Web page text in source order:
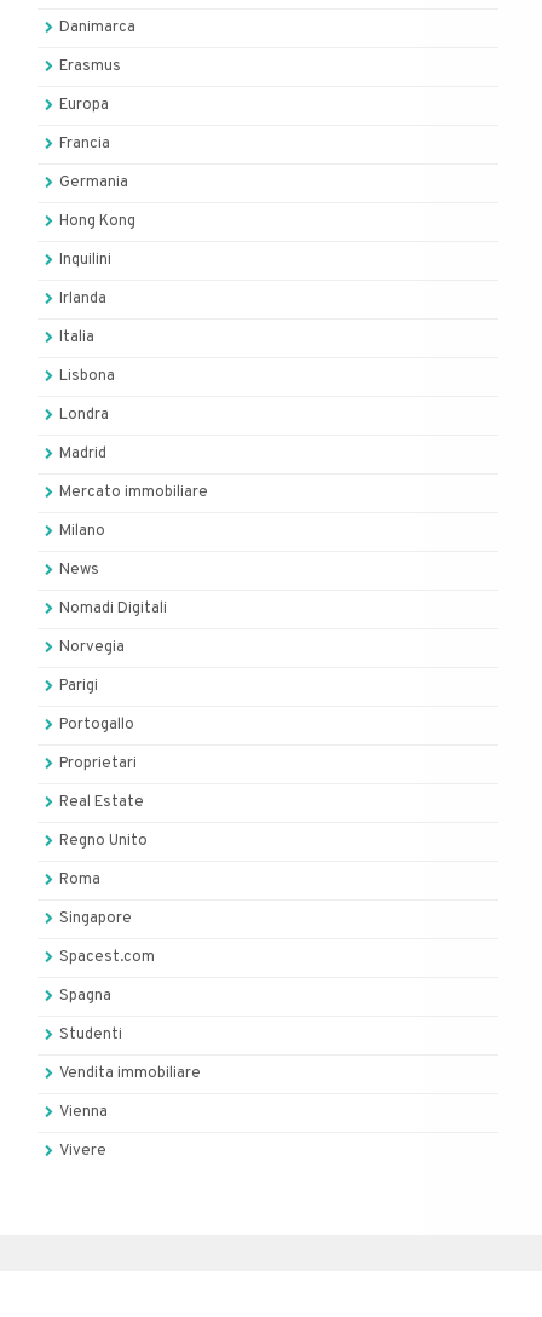
Danimarca
Erasmus
Europa
Francia
Germania
Hong Kong
Inquilini
Irlanda
Italia
Lisbona
Londra
Madrid
Mercato immobiliare
Milano
News
Nomadi Digitali
Norvegia
Parigi
Portogallo
Proprietari
Real Estate
Regno Unito
Roma
Singapore
Spacest.com
Spagna
Studenti
Vendita immobiliare
Vienna
Vivere